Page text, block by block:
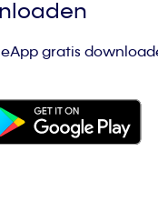
gratis